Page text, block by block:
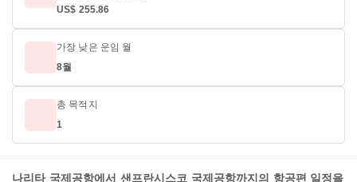
US$ 255.86
가장 낮은 운임 월
8월
총 목적지
1
나리타 국제공항에서 샌프란시스코 국제공항까지의 항공편 일정을